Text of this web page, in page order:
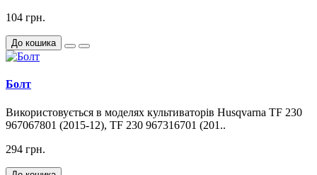
104 грн.
До кошика
Болт
Використовується в моделях культиваторів Husqvarna TF 230
967067801 (2015-12), TF 230 967316701 (201..
294 грн.